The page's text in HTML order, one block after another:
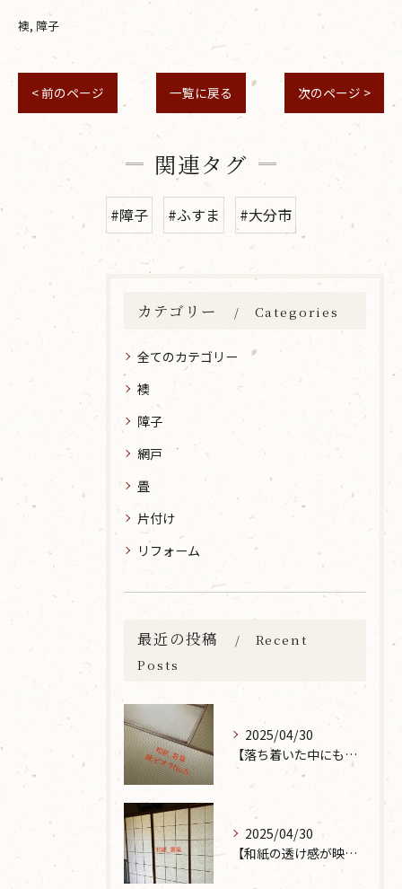
襖 障子
< 前のページ 一覧に戻る 次のページ >
関連タグ
#障子 #ふすま #大分市
カテゴリー Categories
全てのカテゴリー
襖
障子
網戸
畳
片付け
リフォーム
最近の投稿
Recent
Posts
2025/04/30
【落ち着いた中にも華やかな雰囲気を】大分市で畳の表替えなら 張替本舗 金沢屋 坂ノ市店へ
2025/04/30
【和紙の透け感が映えるとても素敵な空間に】大分市で障子の張り替えなら 張替本舗 金沢屋 坂ノ市店へ